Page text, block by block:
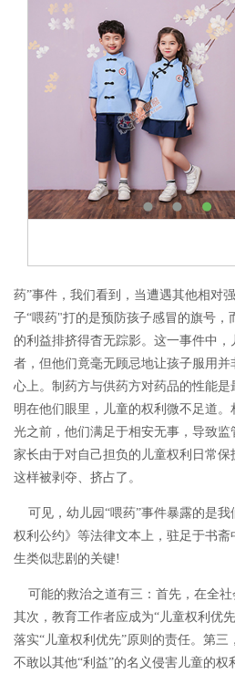
药”事件，我们看到，当遭遇其他相对
子“喂药"打的是预防孩子感冒的旗号
的利益排挤得杳无踪影。这一事件中
者，但他们竟毫无顾忌地让孩子服用
心上。制药方与供药方对药品的性能
明在他们眼里，儿童的权利微不足道
光之前，他们满足于相安无事，导致
家长由于对自己担负的儿童权利日常
这样被剥夺、挤占了。
可见，幼儿园“喂药”事件暴露的是我
权利公约》等法律文本上，驻足于书
生类似悲剧的关键!
可能的救治之道有三：首先，在全社
其次，教育工作者应成为“儿童权利优
落实“儿童权利优先”原则的责任。第
不敢以其他“利益”的名义侵害儿童的